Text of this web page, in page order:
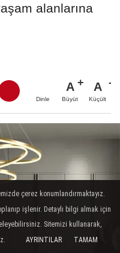
alanlarına
Dinle
A
Büyüt
A
Küçült
çerez konumlandırmaktayız.
işlenir. Detaylı bilgi almak için
Sitemizi kullanarak,
AYRINTILAR TAMAM